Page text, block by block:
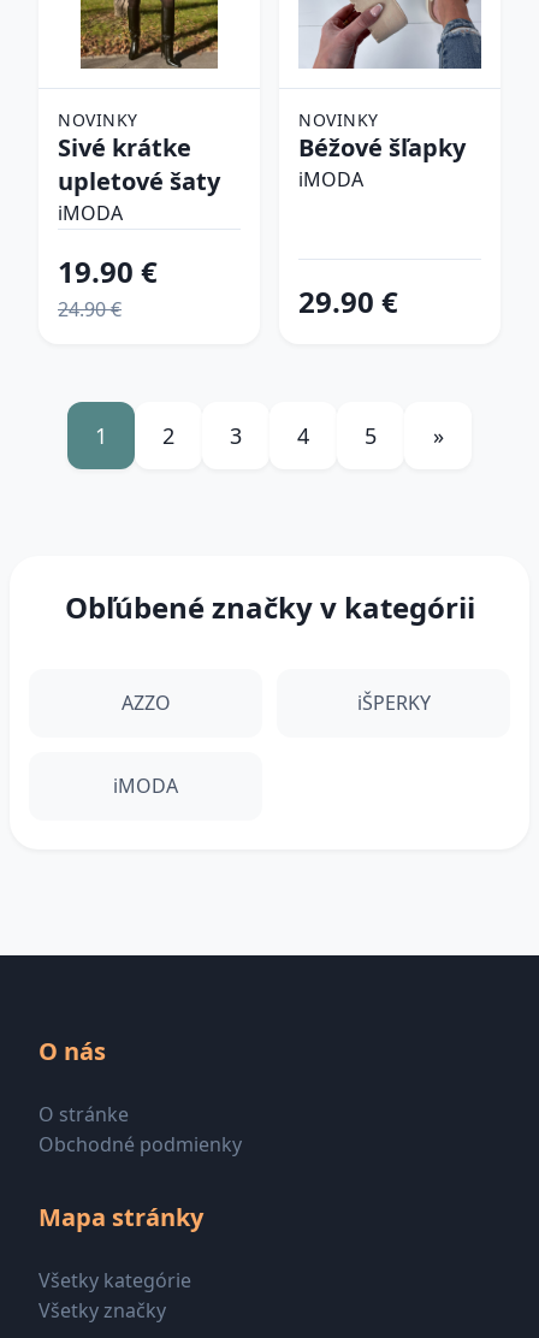
NOVINKY
Sivé krátke
upletové šaty
iMODA
19.90 €
24.90 €
NOVINKY
Béžové šľapky
iMODA
29.90 €
1 2 3 4 5 »
Obľúbené značky v kategórii
AZZO iŠPERKY
iMODA
O nás
O stránke
Obchodné podmienky
Mapa stránky
Všetky kategórie
Všetky značky